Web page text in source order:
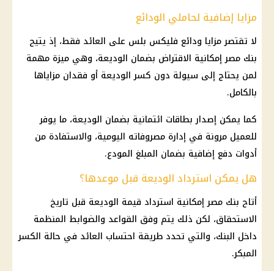
مزايا إضافية لحاملي الودائع
لا تقتصر مزايا ودائع فليكس بلس على العائد فقط، إذ يتيح
بنك مصرإمكانية الاقتراض بضمان الوديعة، وهي ميزة مهمة
لمن يحتاج إلى سيولة دون كسر الوديعة أو فقدان مزاياها
بالكامل.
كما يمكن إصدار بطاقات ائتمانية بضمان الوديعة، ما يوفر
للعميل مرونة في إدارة مصروفاته اليومية، والاستفادة من
أدوات دفع إضافية بضمان المبلغ المودع.
هل يمكن استرداد الوديعة قبل موعدها؟
أتاح بنك مصرإمكانية استرداد قيمة الوديعة قبل تاريخ
الاستحقاق، لكن ذلك يتم وفق القواعد والضوابط المنظمة
داخل البنك، والتي تحدد طريقة احتساب العائد في حالة الكسر
المبكر.